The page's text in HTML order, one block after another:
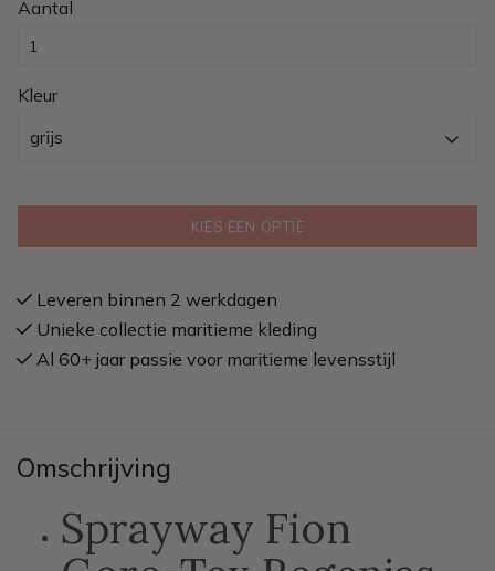
Aantal
Kleur
grijs
KIES EEN OPTIE
Leveren binnen 2 werkdagen
Unieke collectie maritieme kleding
Al 60+ jaar passie voor maritieme levensstijl
Omschrijving
Sprayway Fion